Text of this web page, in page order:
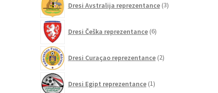
Dresi Avstralija reprezentance 3izdelki
Dresi Češka reprezentance 6izdelkov
Dresi Curaçao reprezentance 2izdelka
Dresi Egipt reprezentance 1izdelek